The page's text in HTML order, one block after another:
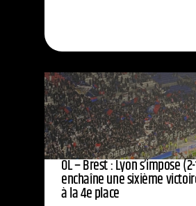
OL – Brest : Lyon s’impose
enchaîne une sixième
à la 4e place